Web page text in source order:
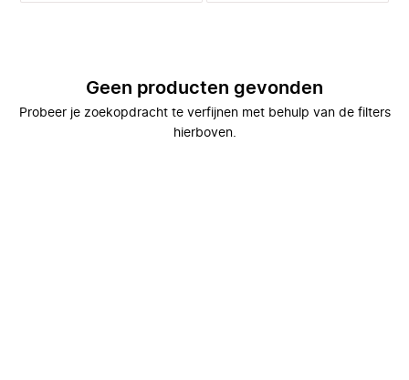
Geen producten gevonden
Probeer je zoekopdracht te verfijnen met behulp van de filters
hierboven.